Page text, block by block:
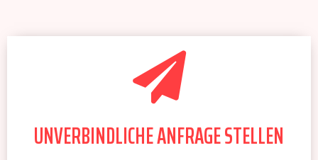
UNVERBINDLICHE ANFRAGE STELLEN